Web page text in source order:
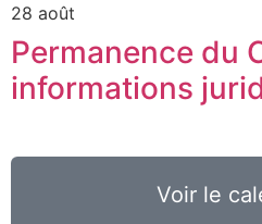
28 août
Permanence du
informations
Voir le